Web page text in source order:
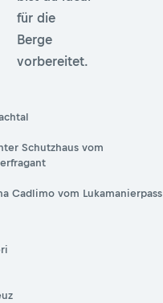
für die
Berge
vorbereitet.
Schutzhaus vom
Cadlimo vom Lukamanierpass